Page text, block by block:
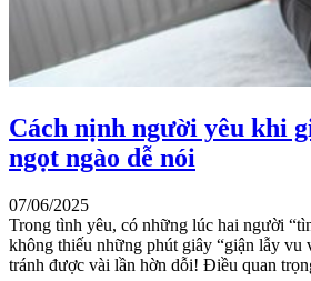
Cách nịnh người yêu khi
ngọt ngào dễ nói
07/06/2025
Trong tình yêu, có những lúc hai người
không thiếu những phút giây “giận lẫy vu
tránh được vài lần hờn dỗi! Điều quan